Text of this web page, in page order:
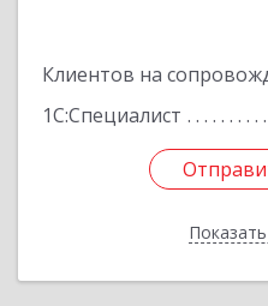
Клиентов на
1С:Специалист